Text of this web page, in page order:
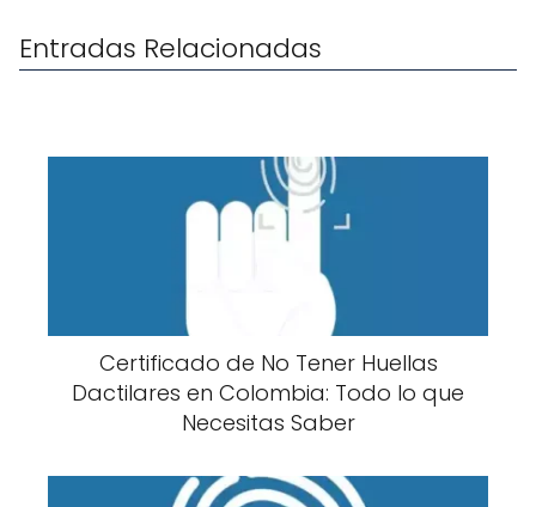
Entradas Relacionadas
Certificado de No Tener Huellas
Dactilares en Colombia: Todo lo que
Necesitas Saber